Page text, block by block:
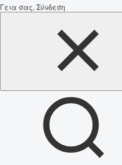
Γεια σας, Σύνδεση